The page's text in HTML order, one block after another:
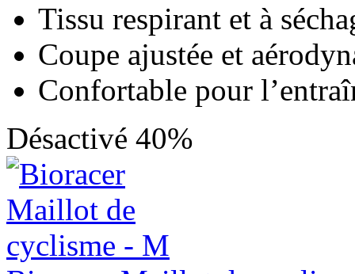
Tissu respirant et à
Coupe ajustée et
Confortable pour
Désactivé 40%